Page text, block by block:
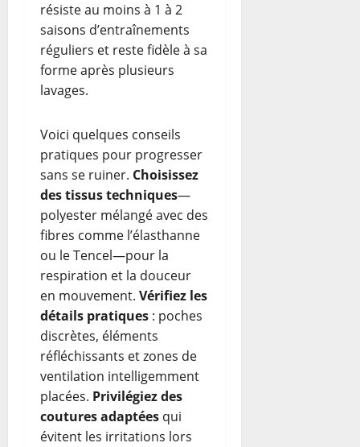
résiste au moins à 1 à 2
saisons d’entraînements
réguliers et reste fidèle à sa
forme après plusieurs
lavages.
Voici quelques conseils
pratiques pour progresser
sans se ruiner. Choisissez
des tissus techniques—
polyester mélangé avec des
fibres comme l’élasthanne
ou le Tencel—pour la
respiration et la douceur
en mouvement. Vérifiez les
détails pratiques : poches
discrètes, éléments
réfléchissants et zones de
ventilation intelligemment
placées. Privilégiez des
coutures adaptées qui
évitent les irritations lors